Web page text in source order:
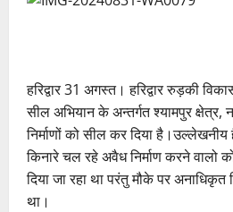
हरिद्वार 31 अगस्त। हरिद्वार रुड़की
सील अभियान के अन्तर्गत श्यामपुर क्षेत्र,
निर्माणों को सील कर दिया है।उल्लेखनीय
किनारे चल रहे अवैध निर्माण करने वालो
दिया जा रहा था परंतु मौके पर अनाधिकृत
था।